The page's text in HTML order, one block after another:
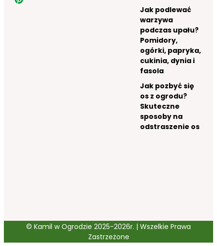
Jak podlewać
warzywa
podczas upału?
Pomidory,
ogórki, papryka,
cukinia, dynia i
fasola
Jak pozbyć się
os z ogrodu?
Skuteczne
sposoby na
odstraszenie os
© Kamil w Ogrodzie 2025-2026r. | Wszelkie Prawa
Zastrzeżone